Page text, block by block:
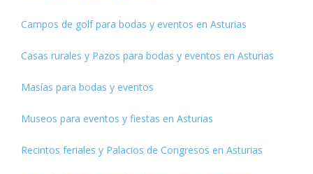
Campos de golf para bodas y eventos en Asturias
Casas rurales y Pazos para bodas y eventos en Asturias
Masías para bodas y eventos
Museos para eventos y fiestas en Asturias
Recintos feriales y Palacios de Congresos en Asturias